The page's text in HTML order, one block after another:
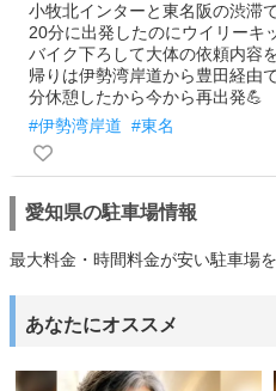
小牧北インターと東名阪の渋滞
20分に出発したのにウイリーキ
バイク下ろして大体の依頼内容
帰りは伊勢湾岸道から豊田経由
分休憩したから今から再出発💪
#伊勢湾岸道 #東名
愛知県の駐車場情報
最大料金・時間料金が安い駐車場を
あなたにオススメ